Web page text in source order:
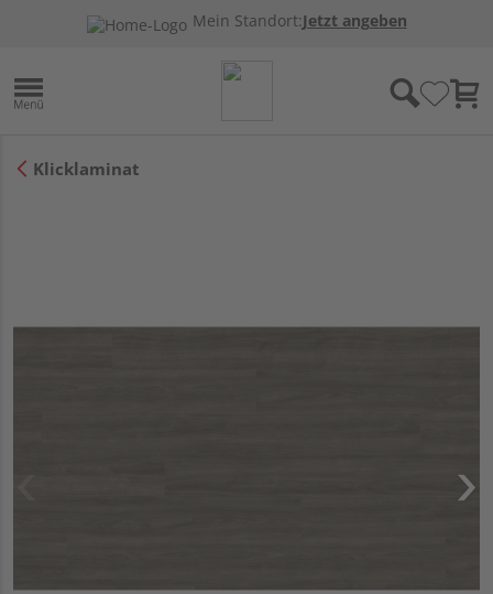
Mein Standort:Jetzt angeben
Klicklaminat